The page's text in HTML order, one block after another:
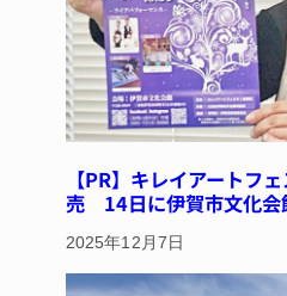
【PR】キレイアートフ
売 14日に伊賀市文化会
2025年12月7日